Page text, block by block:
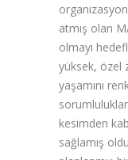
atmış olan
olmayı
yüksek, özel
yaşamını
kesimden
sağlamış